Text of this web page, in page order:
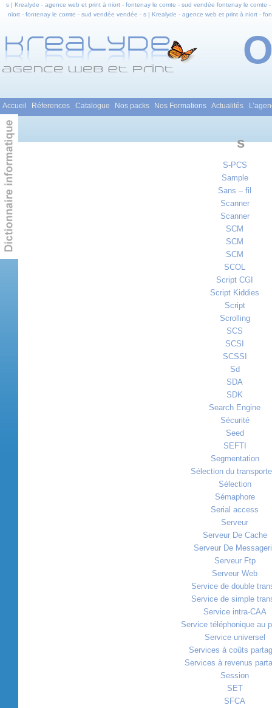
s | Krealyde - agence web et print à niort - fontenay le comte - sud vendée fontenay le
niort - fontenay le comte - sud vendée vendée - s | Krealyde - agence web et print à niort -
Menu principal
Aller au contenu principal
Aller au contenu secondaire
Accueil Réferences Catalogue Nos packs Nos Formations Actualités
s
S-PCS
Sample
Sans – fil
Scanner
Scanner
SCM
SCM
SCM
SCOL
Script CGI
Script Kiddies
Script
Scrolling
SCS
SCSI
SCSSI
Sd
SDA
SDK
Search Engine
Sécurité
Seed
SEFTI
Segmentation
Sélection du
Sélection
Sémaphore
Serial access
Serveur
Serveur De Cache
Serveur De
Serveur Ftp
Serveur Web
Service de double
Service de simple
Service intra-CAA
Service téléphonique au
Service universel
Services à coûts
Services à revenus
Session
SET
SFCA